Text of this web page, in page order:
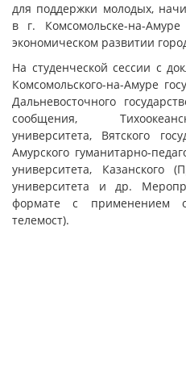
для поддержки молодых,
в г. Комсомольске-на-
экономическом развитии
На студенческой сессии с
Комсомольского-на-Амуре
Дальневосточного
сообщения,
университета, Вятского
Амурского гуманитарно-
университета, Казанского
университета и др.
формате с применением
телемост).